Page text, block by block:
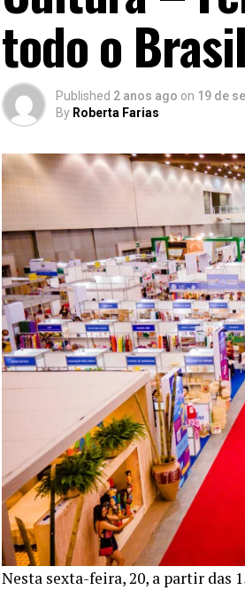
todo o Brasil
Published 2 anos ago on 19 de
By Roberta Farias
Nesta sexta-feira, 20, a partir das